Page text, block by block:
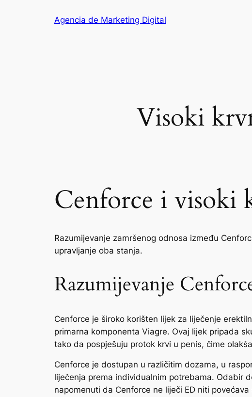
Agencia de Marketing Digital
Visoki
Cenforce i visoki
Razumijevanje zamršenog odnosa između
upravljanje oba stanja.
Razumijevanje
Cenforce je široko korišten lijek za liječenje
primarna komponenta Viagre. Ovaj lijek pripada
tako da pospješuju protok krvi u penis, čime
Cenforce je dostupan u različitim dozama, u
liječenja prema individualnim potrebama. Odabir
napomenuti da Cenforce ne liječi ED niti